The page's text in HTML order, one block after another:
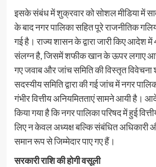
इसके संबंध में शुक्रवार को सोशल मीडिया में
के बाद नगर पालिका सहित पूरे राजनीतिक
गई है। राज्य शासन के द्वारा जारी किए आदेश में
संलग्न है, जिसमें शफीक खान के ऊपर लगाए
गए जवाब और जांच समिति की विस्तृत विवेचना
सदस्यीय समिति द्वारा की गई जांच में नगर
गंभीर वित्तीय अनियमितताएं सामने आयी है।
किया गया है कि नगर पालिका परिषद में हुई
लिए न केवल अध्यक्ष बल्कि संबंधित अधिकारी
समान रूप से जिम्मेदार पाए गए हैं।
सरकारी राशि की होगी वसूली